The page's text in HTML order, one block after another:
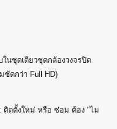
ในชุดเดียวชุดกล้องวงจรปิด
ชัดกว่า Full HD)
ติดตั้งใหม่ หรือ ซ่อม ต้อง "ไม